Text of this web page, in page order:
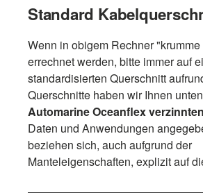
Standard
Wenn in obigem Rechner "krumme
errechnet werden, bitte immer auf
standardisierten Querschnitt
Querschnitte haben wir Ihnen
Automarine Oceanflex
Daten und Anwendungen
beziehen sich, auch aufgrund der
Manteleigenschaften, explizit auf